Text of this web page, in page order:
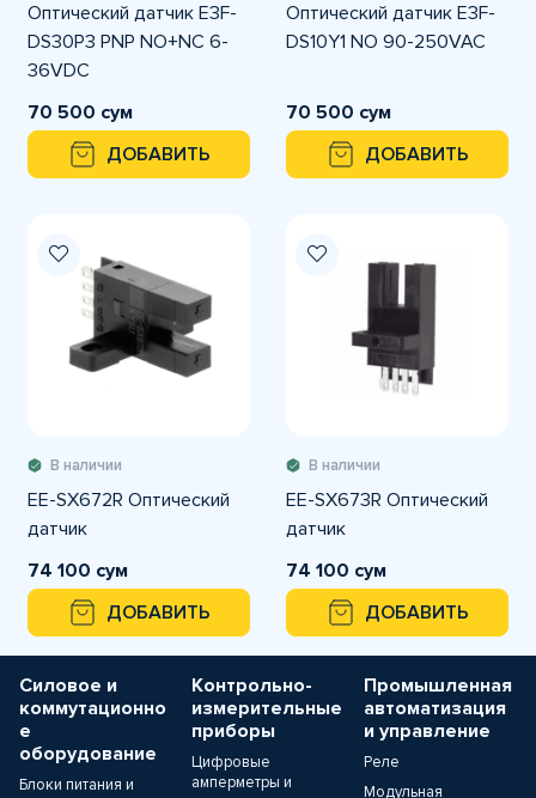
Оптический датчик E3F-
DS30P3 PNP NO+NC 6-
36VDC
70 500 сум
ДОБАВИТЬ
Оптический датчик E3F-
DS10Y1 NO 90-250VAC
70 500 сум
ДОБАВИТЬ
В наличии
EE-SX672R Оптический
датчик
74 100 сум
ДОБАВИТЬ
В наличии
EE-SX673R Оптический
датчик
74 100 сум
ДОБАВИТЬ
Силовое и
коммутационно
е
оборудование
Блоки питания и
Контрольно-
измерительные
приборы
Цифровые
амперметры и
Промышленная
автоматизация
и управление
Реле
Модульная